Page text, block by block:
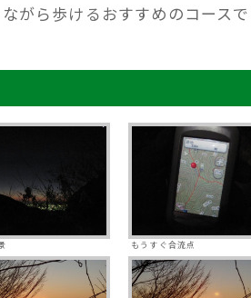
がら歩けるおすすめのコース
もうすぐ合流点